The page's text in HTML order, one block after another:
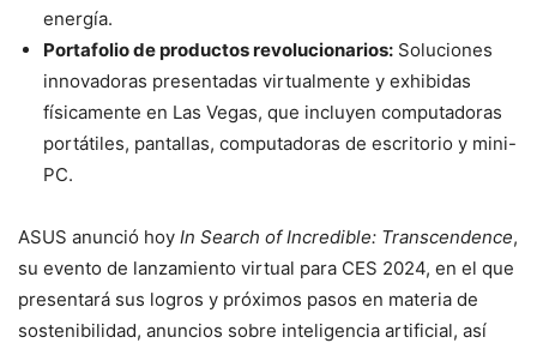
energía.
Portafolio de productos revolucionarios: Soluciones
innovadoras presentadas virtualmente y exhibidas
físicamente en Las Vegas, que incluyen computadoras
portátiles, pantallas, computadoras de escritorio y mini-
PC.
ASUS anunció hoy In Search of Incredible: Transcendence,
su evento de lanzamiento virtual para CES 2024, en el que
presentará sus logros y próximos pasos en materia de
sostenibilidad, anuncios sobre inteligencia artificial, así